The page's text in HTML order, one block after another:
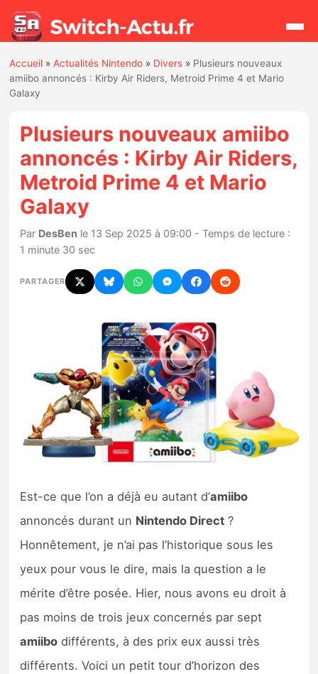
Rechercher
Actualités
Jeux
Hardware
Mises à jour
Chiffres de ventes
Nintendo Direct
Tests et previews
Tests de jeux
Tests d’accessoires
Autres tests
Previews
Précommandes
Précommandes jeux Switch 2
Sorties de jeux
Accueil »Actualités Nintendo » Divers » Plusieurs nouveaux
amiibo annoncés : Kirby Air Riders, Metroid Prime 4 et Mario
Galaxy
Plusieurs nouveaux amiibo
annoncés : Kirby Air Riders,
Metroid Prime 4 et Mario
Galaxy
Par DesBen le 13 Sep 2025 à 09:00 - Temps de lecture :
1 minute 30 sec
PARTAGER
Est-ce que l’on a déjà eu autant d’amiibo
annoncés durant un Nintendo Direct ?
Honnêtement, je n’ai pas l’historique sous les
yeux pour vous le dire, mais la question a le
mérite d’être posée. Hier, nous avons eu droit à
pas moins de trois jeux concernés par sept
amiibo différents, à des prix eux aussi très
différents. Voici un petit tour d’horizon des